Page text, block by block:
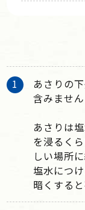
あさりの
含みません
あさりは
を浸るく
しい場所
塩水につ
暗くする